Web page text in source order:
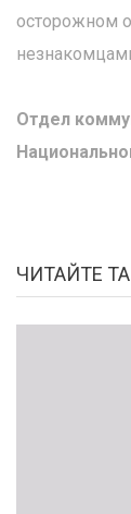
осторожном
Отдел
ЧИТАЙТЕ